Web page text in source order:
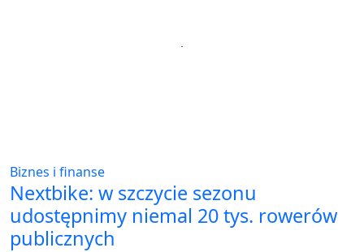
Biznes i finanse
Nextbike: w szczycie sezonu
udostępnimy niemal 20 tys. rowerów
publicznych